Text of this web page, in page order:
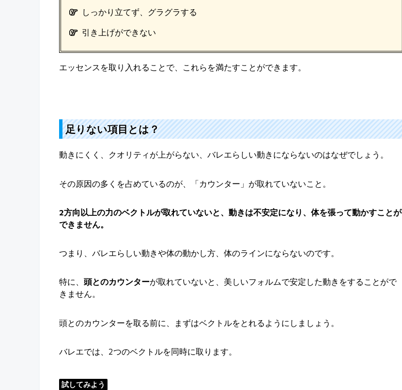
しっかり立てず、グラグラする
引き上げができない
エッセンスを取り入れることで、これらを満たすことができます。
足りない項目とは？
動きにくく、クオリティが上がらない、バレエらしい動きにならないのはなぜでしょう。
その原因の多くを占めているのが、「カウンター」が取れていないこと。
2方向以上の力のベクトルが取れていないと、動きは不安定になり、体を張って動かすことが
できません。
つまり、バレエらしい動きや体の動かし方、体のラインにならないのです。
特に、 頭とのカウンターが取れていないと、美しいフォルムで安定した動きをすることがで
きません。
頭とのカウンターを取る前に、まずはベクトルをとれるようにしましょう。
バレエでは、2つのベクトルを同時に取ります。
試してみよう